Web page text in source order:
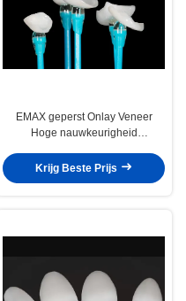
EMAX geperst Onlay Veneer
Hoge nauwkeurigheid
Uitstekende pasvorm
Krijg Beste Prijs